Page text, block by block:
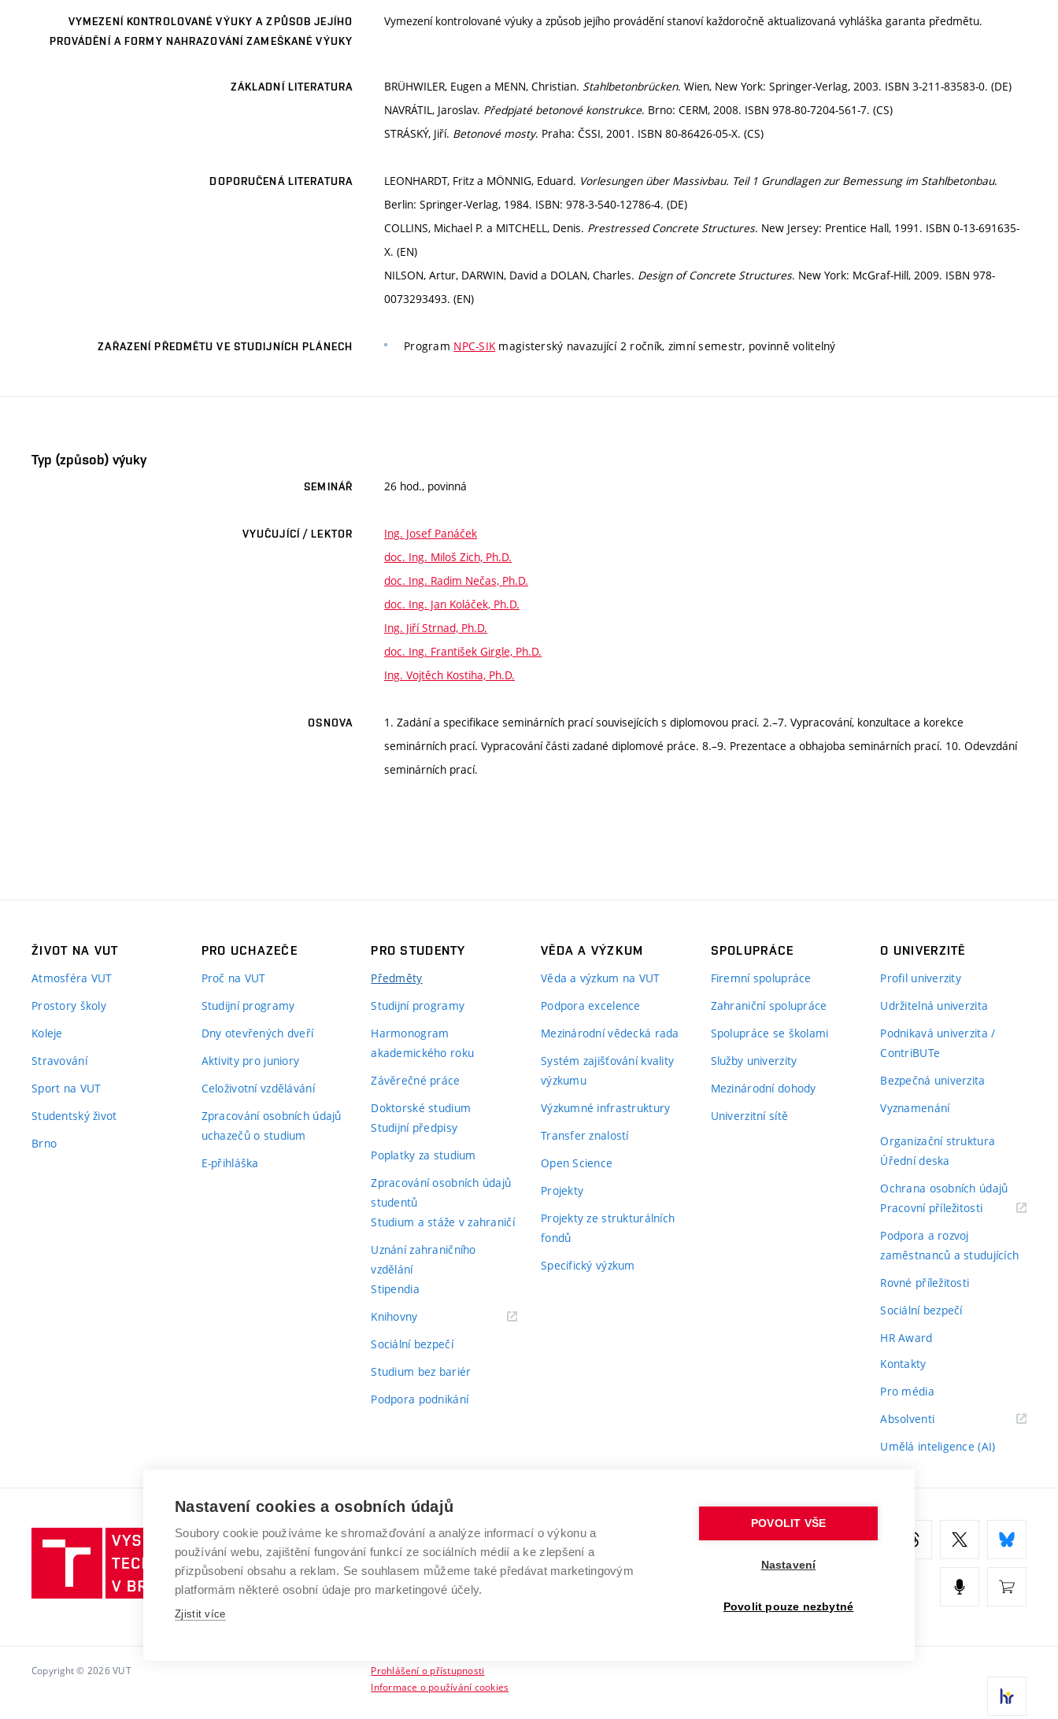
VYMEZENÍ KONTROLOVANÉ VÝUKY A ZPŮSOB JEJÍHO
PROVÁDĚNÍ A FORMY NAHRAZOVÁNÍ ZAMEŠKANÉ VÝUKY
Vymezení kontrolované výuky a způsob jejího provádění stanoví každoročně aktualizovaná vyhláška garanta předmětu.
ZÁKLADNÍ LITERATURA BRÜHWILER, Eugen a MENN, Christian. Stahlbetonbrücken. Wien, New York: Springer-Verlag, 2003. ISBN 3-211-83583-0. (DE)
NAVRÁTIL, Jaroslav. Předpjaté betonové konstrukce. Brno: CERM, 2008. ISBN 978-80-7204-561-7. (CS)
STRÁSKÝ, Jiří. Betonové mosty. Praha: ČSSI, 2001. ISBN 80-86426-05-X. (CS)
DOPORUČENÁ LITERATURA LEONHARDT, Fritz a MÖNNIG, Eduard. Vorlesungen über Massivbau. Teil 1 Grundlagen zur Bemessung im Stahlbetonbau.
Berlin: Springer-Verlag, 1984. ISBN: 978-3-540-12786-4. (DE)
COLLINS, Michael P. a MITCHELL, Denis. Prestressed Concrete Structures. New Jersey: Prentice Hall, 1991. ISBN 0-13-691635-
X. (EN)
NILSON, Artur, DARWIN, David a DOLAN, Charles. Design of Concrete Structures. New York: McGraf-Hill, 2009. ISBN 978-
0073293493. (EN)
ZAŘAZENÍ PŘEDMĚTU VE STUDIJNÍCH PLÁNECH Program NPC-SIKmagisterský navazující 2 ročník, zimní semestr, povinně volitelný
Typ (způsob) výuky
SEMINÁŘ 26 hod., povinná
VYUČUJÍCÍ / LEKTOR
Ing. Josef Panáček
doc. Ing. Miloš Zich, Ph.D.
doc. Ing. Radim Nečas, Ph.D.
doc. Ing. Jan Koláček, Ph.D.
Ing. Jiří Strnad, Ph.D.
doc. Ing. František Girgle, Ph.D.
Ing. Vojtěch Kostiha, Ph.D.
OSNOVA
1. Zadání a specifikace seminárních prací souvisejících s diplomovou prací. 2.–7. Vypracování, konzultace a korekce
seminárních prací. Vypracování části zadané diplomové práce. 8.–9. Prezentace a obhajoba seminárních prací. 10. Odevzdání
seminárních prací.
ŽIVOT NA VUT
Atmosféra VUT
Prostory školy
Koleje
Stravování
Sport na VUT
Studentský život
Brno
PRO UCHAZEČE
Proč na VUT
Studijní programy
Dny otevřených dveří
Aktivity pro juniory
Celoživotní vzdělávání
Zpracování osobních údajů
uchazečů o studium
E-přihláška
PRO STUDENTY
Předměty
Studijní programy
Harmonogram
akademického roku
Závěrečné práce
Doktorské studium
Studijní předpisy
Poplatky za studium
Zpracování osobních údajů
studentů
Studium a stáže v zahraničí
Uznání zahraničního
vzdělání
Stipendia
Knihovny(externí
Sociální bezpečí
Studium bez bariér
Podpora podnikání
VĚDA A VÝZKUM
Věda a výzkum na VUT
Podpora excelence
Mezinárodní vědecká rada
Systém zajišťování kvality
výzkumu
Výzkumné infrastruktury
Transfer znalostí
Open Science
Projekty
Projekty ze strukturálních
fondů
Specifický výzkum
SPOLUPRÁCE
Firemní spolupráce
Zahraniční spolupráce
Spolupráce se školami
Služby univerzity
Mezinárodní dohody
Univerzitní sítě
O UNIVERZITĚ
Profil univerzity
Udržitelná univerzita
Podnikavá univerzita /
ContriBUTe
Bezpečná univerzita
Vyznamenání
Organizační struktura
Úřední deska
Ochrana osobních údajů
Pracovní příležitosti(externí
Podpora a rozvoj
zaměstnanců a studujících
Rovné příležitosti
Sociální bezpečí
HR Award
Kontakty
Pro média
Absolventi(externí
Umělá inteligence (AI)
Vysoké
učení
technické
v
VYSOKÉ UČENÍ TECHNICKÉ V BRNĚ
Antonínská 548/1
602 00 Brno
www.vut.cz
Copyright © 2026 VUT
Prohlášení o přístupnosti
Informace o používání cookies
Nastavení cookies a osobních údajů
Soubory cookie používáme ke shromažďování a analýze informací o výkonu a
používání webu, zajištění fungování funkcí ze sociálních médií a ke zlepšení a
přizpůsobení obsahu a reklam. Se souhlasem můžeme také předávat marketingovým
platformám některé osobní údaje pro marketingové účely.
Zjistit více
POVOLIT VŠE
Nastavení
Povolit pouze nezbytné